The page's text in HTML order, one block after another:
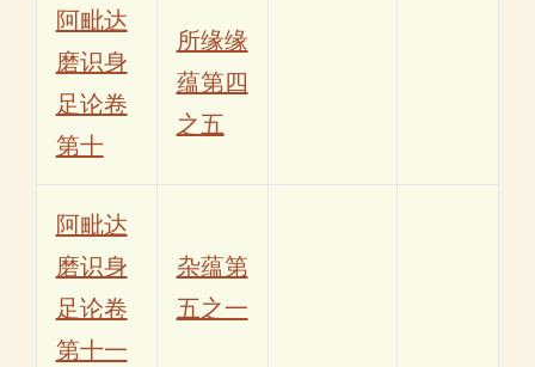
阿毗达
磨识身
足论卷
第十
所缘缘
蕴第四
之五
阿毗达
磨识身
足论卷
第十一
杂蕴第
五之一